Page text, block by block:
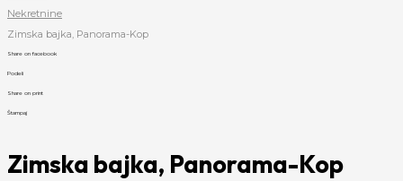
Nekretnine
Zimska bajka, Panorama-Kop
Share on facebook
Podeli
Share on print
Štampaj
Zimska bajka, Panorama-Kop